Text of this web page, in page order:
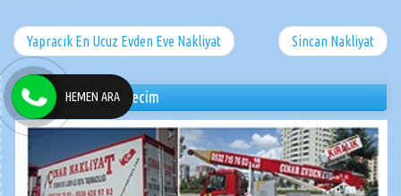
Sincan Nakliyat
Yapracık En Ucuz Evden Eve Nakliyat
Hemen ARA Nakliyecim
HEMEN ARA